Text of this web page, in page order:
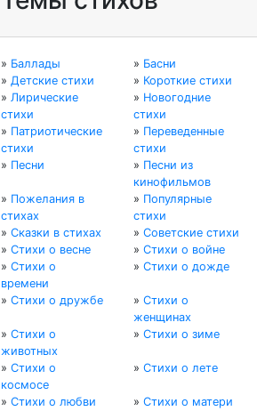
» Баллады » Басни
» Детские стихи » Короткие стихи
» Лирические
стихи
» Новогодние
стихи
» Патриотические
стихи
» Переведенные
стихи
» Песни » Песни из
кинофильмов
» Пожелания в
стихах
» Популярные
стихи
» Сказки в стихах » Советские стихи
» Стихи о весне » Стихи о войне
» Стихи о
времени
» Стихи о дожде
» Стихи о дружбе » Стихи о
женщинах
» Стихи о
животных
» Стихи о зиме
» Стихи о
космосе
» Стихи о лете
» Стихи о любви » Стихи о матери